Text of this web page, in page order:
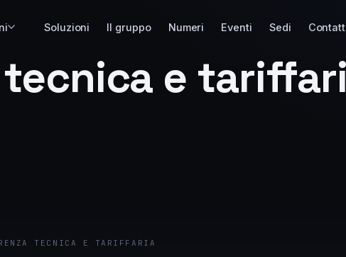
Soluzioni Il gruppo Numeri Eventi Sedi
tecnica e
TECNICA E TARIFFARIA